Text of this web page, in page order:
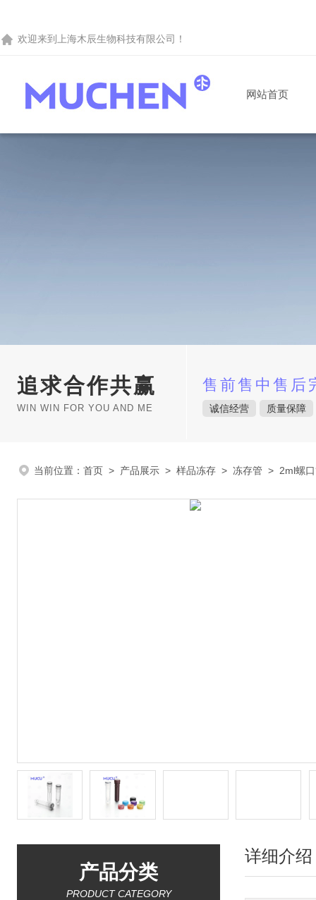
欢迎来到 上海木辰生物科技有限公司 ！
网站首页
追求合作共赢
WIN WIN FOR YOU AND ME
售前售中售后
诚信经营 质量保障
当前位置： 首页 > 产品展示 > 样品冻存 > 冻存管 > 2ml螺口
产品分类
PRODUCT CATEGORY
详细介绍